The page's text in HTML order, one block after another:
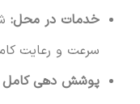
خدمات در محل:
سرعت و رعایت
پوشش دهی کامل